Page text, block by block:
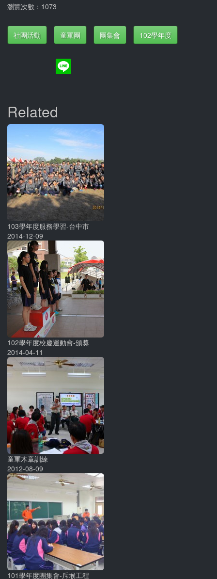
瀏覽次數：1073
社團活動 童軍團 團集會 102學年度
Related
103學年度服務學習-台中市
2014-12-09
102學年度校慶運動會-頒獎
2014-04-11
童軍木章訓練
2012-08-09
101學年度團集會-斥堠工程